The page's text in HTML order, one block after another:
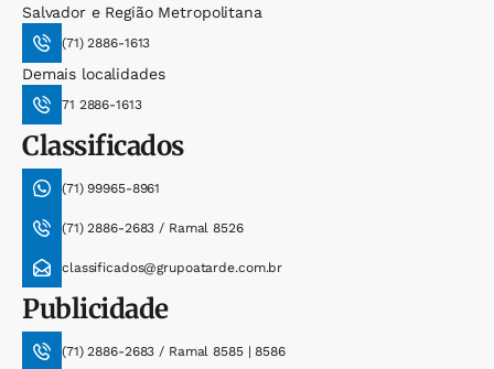
Salvador e Região Metropolitana
(71) 2886-1613
Demais localidades
71 2886-1613
Classificados
(71) 99965-8961
(71) 2886-2683 / Ramal 8526
classificados@grupoatarde.com.br
Publicidade
(71) 2886-2683 / Ramal 8585 | 8586